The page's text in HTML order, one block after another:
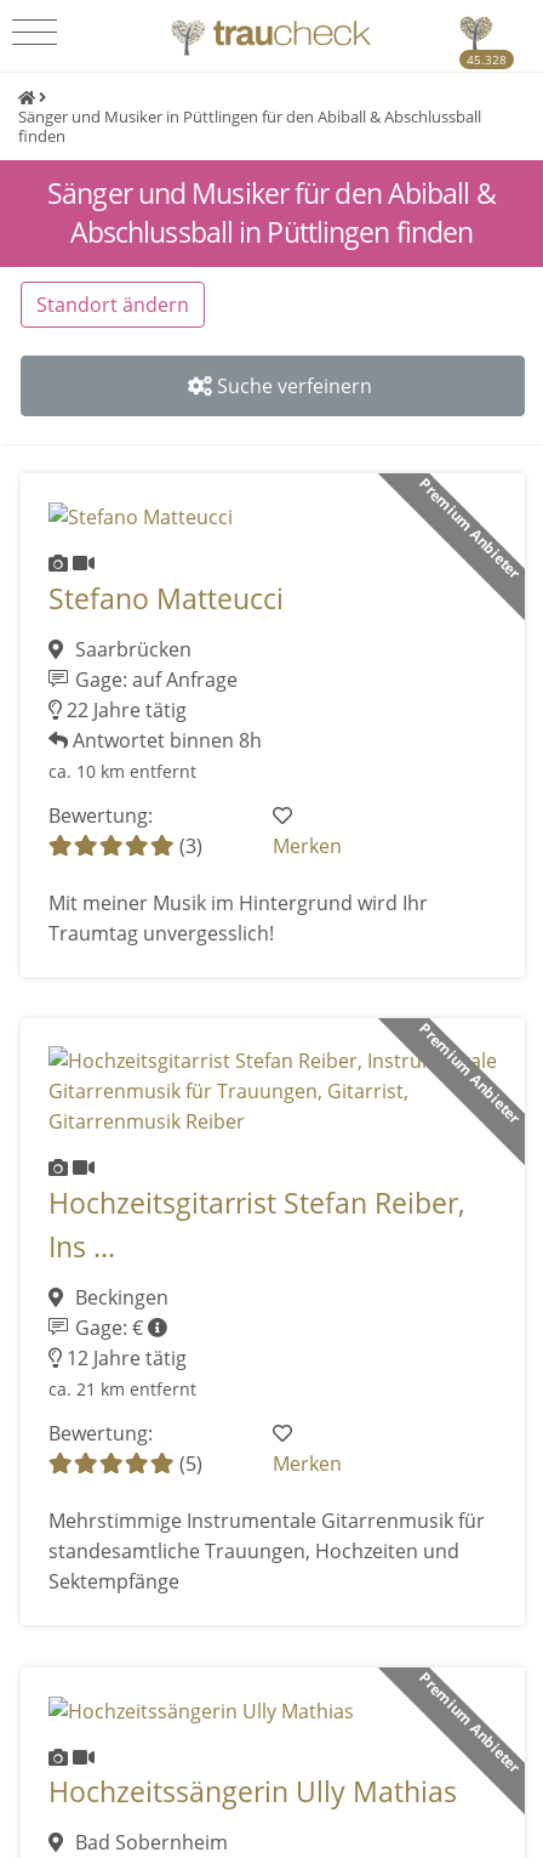
45.328
Sänger und Musiker in Püttlingen für den Abiball & Abschlussball
finden
Sänger und Musiker für den Abiball &
Abschlussball in Püttlingen finden
Standort ändern
Suche verfeinern
Premium Anbieter
Stefano Matteucci
Saarbrücken
Gage: auf Anfrage
22 Jahre tätig
Antwortet binnen 8h
ca. 10 km entfernt
Bewertung:
(3)
Merken
Mit meiner Musik im Hintergrund wird Ihr
Traumtag unvergesslich!
Premium Anbieter
Hochzeitsgitarrist Stefan Reiber,
Ins ...
Beckingen
Gage: €
12 Jahre tätig
ca. 21 km entfernt
Bewertung:
(5)
Merken
Mehrstimmige Instrumentale Gitarrenmusik für
standesamtliche Trauungen, Hochzeiten und
Sektempfänge
Premium Anbieter
Hochzeitssängerin Ully Mathias
Bad Sobernheim